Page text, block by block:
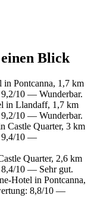
Blick
Pontcanna, 1,7 km
9,2/10 — Wunderbar.
in Llandaff, 1,7 km
9,2/10 — Wunderbar.
Castle Quarter, 3 km
9,4/10 —
Quarter, 2,6 km
8,4/10 — Sehr gut.
Hotel in Pontcanna,
8,8/10 —